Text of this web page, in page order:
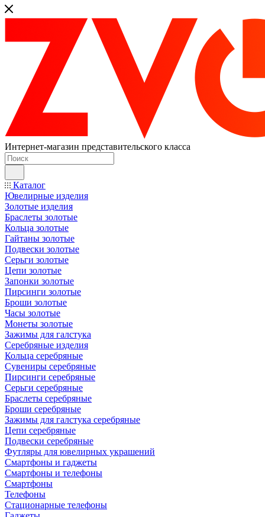
Интернет-магазин представительского класса
Каталог
Ювелирные изделия
Золотые изделия
Браслеты золотые
Кольца золотые
Гайтаны золотые
Подвески золотые
Серьги золотые
Цепи золотые
Запонки золотые
Пирсинги золотые
Броши золотые
Часы золотые
Монеты золотые
Зажимы для галстука
Серебряные изделия
Кольца серебряные
Сувениры серебряные
Пирсинги серебряные
Серьги серебряные
Браслеты серебряные
Броши серебряные
Зажимы для галстука серебряные
Цепи серебряные
Подвески серебряные
Футляры для ювелирных украшений
Смартфоны и гаджеты
Смартфоны и телефоны
Смартфоны
Телефоны
Стационарные телефоны